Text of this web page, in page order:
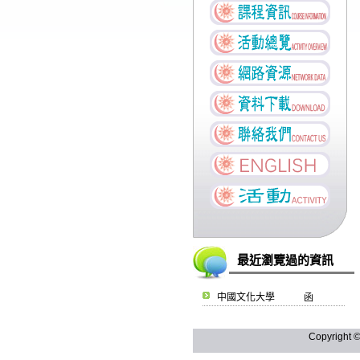
最近瀏覽過的資訊
中國文化大學 函
Copyright